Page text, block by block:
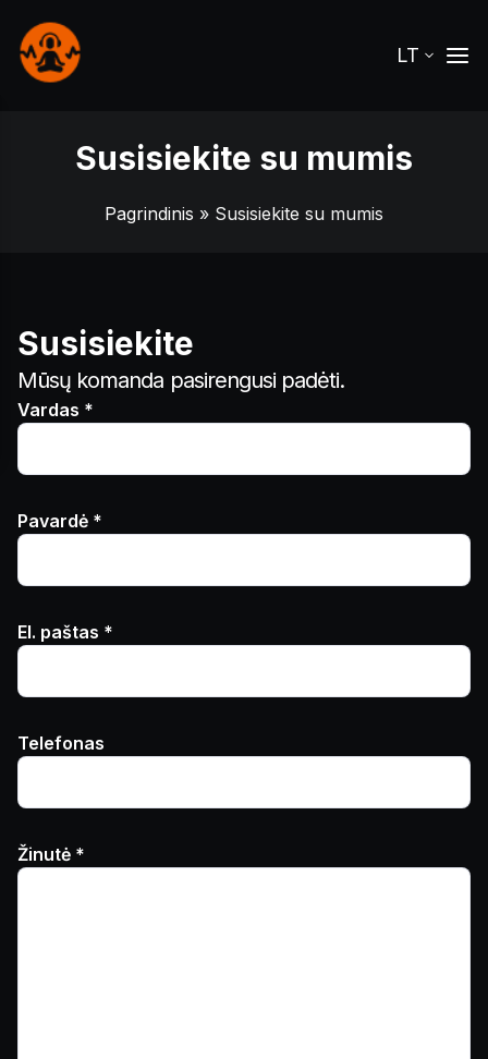
LT
Susisiekite su mumis
Pagrindinis » Susisiekite su mumis
Susisiekite
Mūsų komanda pasirengusi padėti.
Vardas *
Pavardė *
El. paštas *
Telefonas
Žinutė *